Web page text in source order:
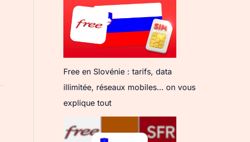
Free en Slovénie : tarifs, data
illimitée, réseaux mobiles… on vous
explique tout